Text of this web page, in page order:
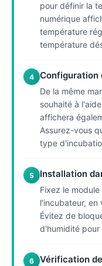
pour définir la
numérique
température
température
4 Configuration
De la même
souhaité à
affichera
Assurez-vous
type
5 Installation
Fixez le
l'incubateur, en
Évitez de
d'humidité pour
6 Vérification